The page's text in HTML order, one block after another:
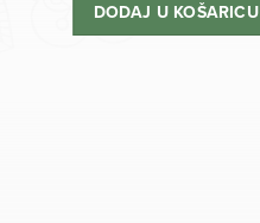
DODAJ U KOŠARICU